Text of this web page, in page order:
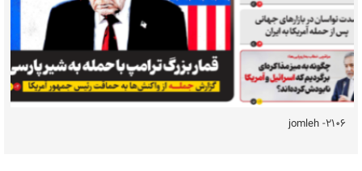
۲۱۰۶- jomleh